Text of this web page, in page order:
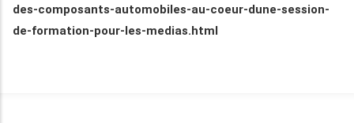
des-composants-automobiles-au-coeur-dune-session-
de-formation-pour-les-medias.html